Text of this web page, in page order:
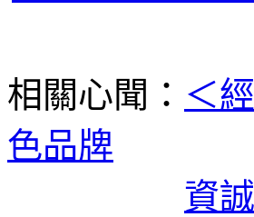
相關心聞： ＜
色品牌
資